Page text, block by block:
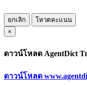
ยกเลิก
โหวตคะแนน
×
ดาวน์โหลด AgentDict
ดาวน์โหลด